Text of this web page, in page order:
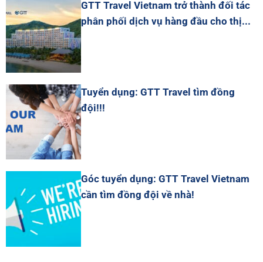
GTT Travel Vietnam trở thành đối tác
phân phối dịch vụ hàng đầu cho thị...
Tuyển dụng: GTT Travel tìm đồng
đội!!!
Góc tuyển dụng: GTT Travel Vietnam
cần tìm đồng đội về nhà!